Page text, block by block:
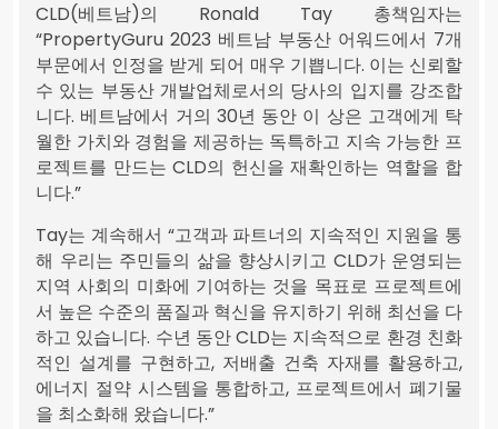
CLD(베트남)의 Ronald Tay 총책임자는
“PropertyGuru 2023 베트남 부동산 어워드에서 7개
부문에서 인정을 받게 되어 매우 기쁩니다. 이는 신뢰할
수 있는 부동산 개발업체로서의 당사의 입지를 강조합
니다. 베트남에서 거의 30년 동안 이 상은 고객에게 탁
월한 가치와 경험을 제공하는 독특하고 지속 가능한 프
로젝트를 만드는 CLD의 헌신을 재확인하는 역할을 합
니다.”
Tay는 계속해서 “고객과 파트너의 지속적인 지원을 통
해 우리는 주민들의 삶을 향상시키고 CLD가 운영되는
지역 사회의 미화에 기여하는 것을 목표로 프로젝트에
서 높은 수준의 품질과 혁신을 유지하기 위해 최선을 다
하고 있습니다. 수년 동안 CLD는 지속적으로 환경 친화
적인 설계를 구현하고, 저배출 건축 자재를 활용하고,
에너지 절약 시스템을 통합하고, 프로젝트에서 폐기물
을 최소화해 왔습니다.”